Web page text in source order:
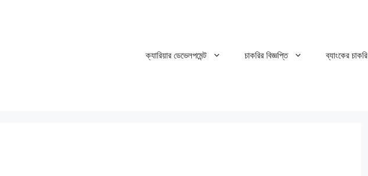
ক্যারিয়ার ডেভেলপমেন্ট চাকরির বিজ্ঞপ্তি ব্যাংকের চাকরি